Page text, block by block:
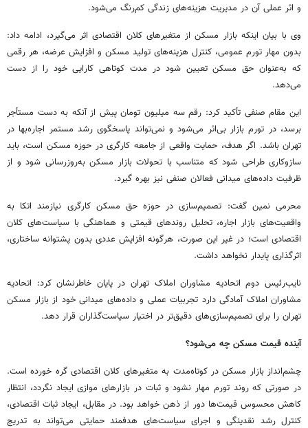
و اثر عملی آن در مدیریت هزینه‌های زندگی کم‌رنگ می‌شود.
وی با بیان اینکه بازار مسکن از متغیرهای کلان اقتصادی اثر می‌گیرد، ادامه داد:
بدون مهار تورم عمومی، کنترل هزینه‌های تولید مسکن و افزایش عرضه، هر رقمی
که به‌عنوان حق مسکن تعیین شود در مدت کوتاهی کارایی خود را از دست
می‌دهد.
این مقام صنفی تأکید کرد: رقم سه میلیون تومان پیش از آنکه به دست مستأجر
برسد، در تورم بازار بی‌اثر می‌شود و نمی‌تواند پاسخگوی رشد مستمر اجاره‌بها در
تهران باشد. اگر هدف، حمایت واقعی از جامعه کارگری در حوزه مسکن است، باید
سازوکاری طراحی شود که متناسب با تحولات بازار مسکن به‌روزرسانی شود و از
ظرفیت داده‌های میدانی فعالان صنفی نیز بهره گیرد.
محرمی نمین گفت: تصمیم‌سازی در حوزه حق مسکن کارگری نیازمند اتکا به
واقعیت‌های بازار اجاره، تحلیل روندهای قیمتی و هماهنگی با سیاست‌های کلان
اقتصادی است؛ در غیر این صورت، هرگونه افزایش عددی بدون پشتوانه ساختاری،
اثرگذاری پایدار نخواهد داشت.
نایب‌رئیس دوم اتحادیه مشاوران املاک تهران در پایان خاطرنشان کرد: اتحادیه
مشاوران املاک آمادگی دارد تجربیات عملی و داده‌های میدانی خود از بازار مسکن
تهران را برای تصمیم‌سازی‌های دقیق‌تر در اختیار سیاست‌گذاران قرار دهد.
آینده قیمت مسکن چه می‌شود؟
چشم‌انداز بازار مسکن در کوتاه‌مدت به متغیرهای کلان اقتصادی گره خورده است.
در صورتی که روند تورم مهار نشود و ثبات در بازارهای موازی ایجاد نگردد، انتظار
کاهش محسوس قیمت‌ها دور از ذهن خواهد بود. در مقابل، ایجاد ثبات اقتصادی،
کنترل رشد نقدینگی و اجرای سیاست‌های هدفمند حمایتی می‌تواند به تدریج